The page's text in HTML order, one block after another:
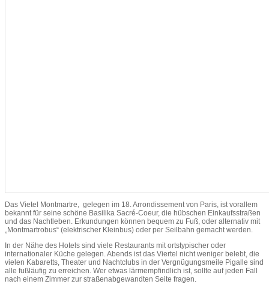
Das Vietel Montmartre, gelegen im 18. Arrondissement von Paris, ist vorallem
bekannt für seine schöne Basilika Sacré-Coeur, die hübschen Einkaufsstraßen
und das Nachtleben. Erkundungen können bequem zu Fuß, oder alternativ mit
„Montmartrobus“ (elektrischer Kleinbus) oder per Seilbahn gemacht werden.
In der Nähe des Hotels sind viele Restaurants mit ortstypischer oder
internationaler Küche gelegen. Abends ist das Viertel nicht weniger belebt, die
vielen Kabaretts, Theater und Nachtclubs in der Vergnügungsmeile Pigalle sind
alle fußläufig zu erreichen. Wer etwas lärmempfindlich ist, sollte auf jeden Fall
nach einem Zimmer zur straßenabgewandten Seite fragen.